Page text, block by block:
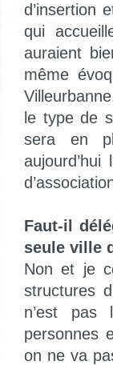
d’insertion
qui
auraient
même
le type de
sera en
Faut-il
seule ville
Non et je
structures
n’est pas
personnes
on ne va